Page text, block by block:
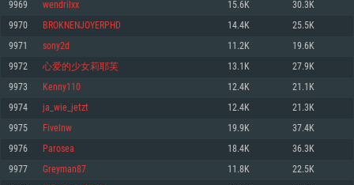
Processeur: Dual-Core 2.2 GHz
Mémoire: 4 GB
Carte graphique supportant DirectX 11: AMD Radeon 77XX / NVIDIA
GeForce GTX 660. La résolution minimale supportée par le jeu est de 720p
Connection: Connexion Internet à haut débit
Disque dur: 23.1 Go (client minimal)
Recommandée
Processeur: Core i5, minimum 2.2GHz (Les processeurs Intel Xeon ne sont
pas supportés)
Mémoire: 6 GB
Carte graphique: Intel Iris Pro 5200 (Mac), ou analogue AMD/Nvidia. La
résolution minimale supportée par le jeu est de 720p.
Connection: Connexion Internet à haut débit
Disque dur: 62,2 Go (client minimal)
Recommandée
OS: Mac OS Big Sur 11.0 ou plus récent
Processeur: Dual-Core 2.4 GHz
Mémoire: 4 GB
Carte graphique: NVIDIA 660 avec les derniers drivers (moins de 6 mois) /
de même pour AMD (La résolution minimale supportée par le jeu est de
720p)
Connection: Connexion Internet à haut débit
Disque dur: 62,2 Go (client minimal)
Recommandée
OS: Ubuntu 20.04 64bit
9969 wendrilxx 15.6K 30.3K
9970 BROKNENJOYERPHD 14.4K 25.5K
9971 sony2d 11.2K 19.6K
9972 心爱的少女莉耶芙 13.1K 27.9K
9973 Kenny110 12.4K 21.1K
9974 ja_wie_jetzt 12.4K 21.3K
9975 Fivelnw 19.9K 37.4K
9976 Parosea 18.4K 36.3K
9977 Greyman87 11.8K 22.5K